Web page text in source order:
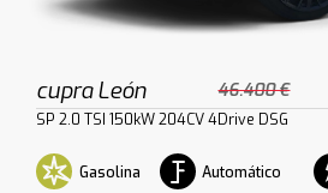
cupra León 46.400 €
SP 2.0 TSI 150kW 204CV 4Drive DSG
Gasolina Automático